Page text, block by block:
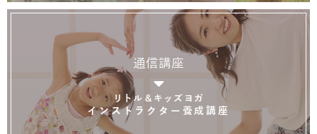
通信講座
リトル＆キッズヨガ
インストラクター養成講座